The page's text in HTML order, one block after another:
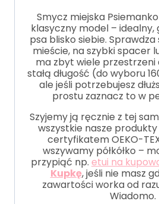
Smycz miejska
klasyczny model – idealny,
psa blisko siebie.
mieście, na szybki spacer
ma zbyt wiele przestrzeni
stałą długość (do wyboru
ale jeśli potrzebujesz
prostu zaznacz to w
Szyjemy ją ręcznie z tej
wszystkie nasze
certyfikatem OEKO-
wszywamy półkółko –
przypiąć np. etui na
Kupkę, jeśli nie masz
zawartości worka od
Wiadomo.